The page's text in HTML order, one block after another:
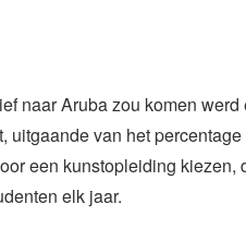
naar Aruba zou komen werd
uitgaande van het percentage
een kunstopleiding kiezen,
elk jaar.